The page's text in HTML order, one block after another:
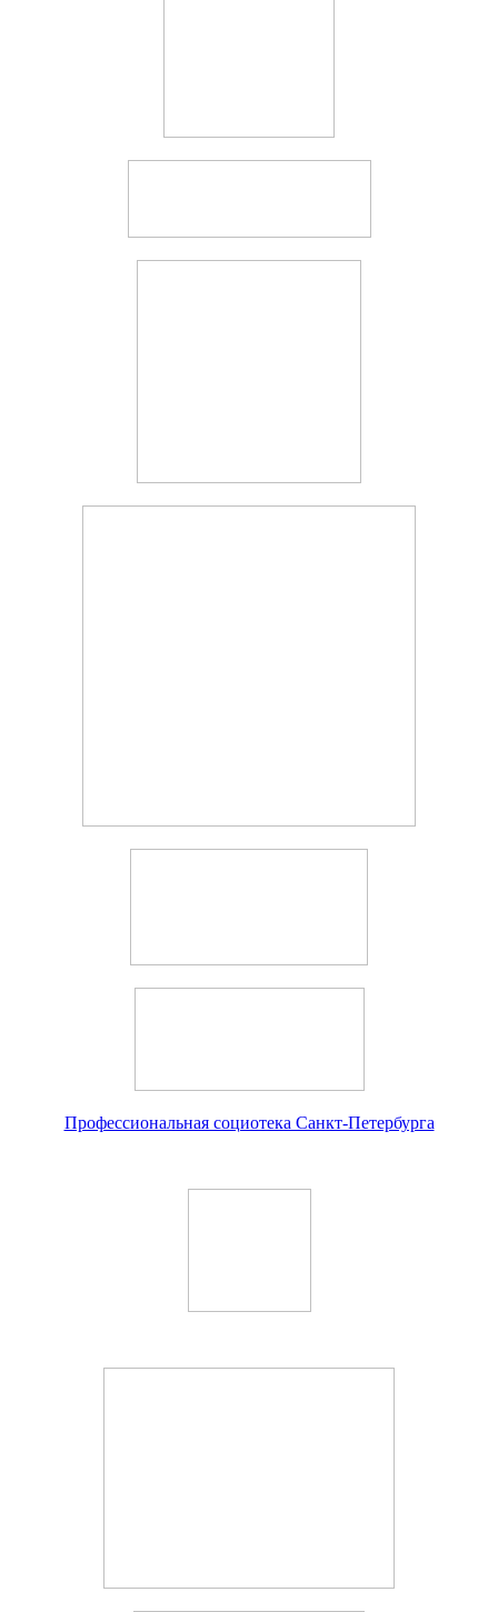
Профессиональная социотека Санкт-Петербурга